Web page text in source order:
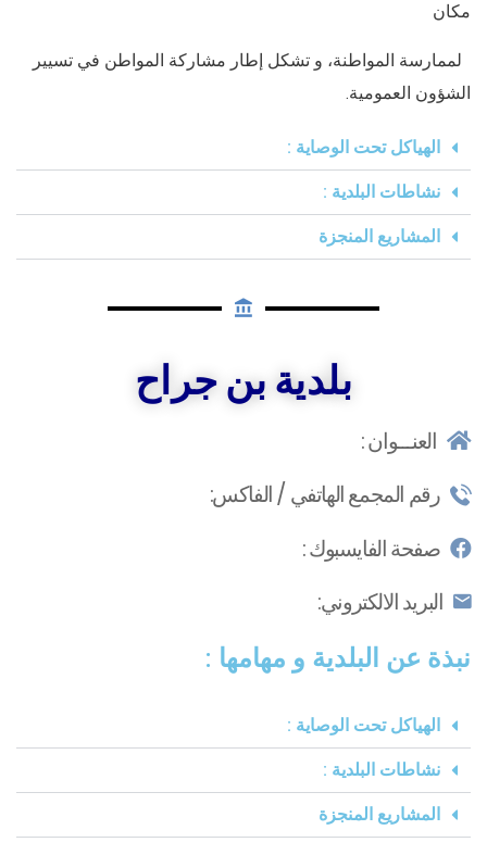
مكان
لممارسة المواطنة، و تشكل إطار مشاركة المواطن في تسيير
الشؤون العمومية.
الهياكل تحت الوصاية :​
نشاطات البلدية :
المشاريع المنجزة
بلدية بن جراح
بلدية الدهوارة
العنـــوان :
رقم المجمع الهاتفي / الفاكس:
صفحة الفايسبوك :
البريد الالكتروني:
نبذة عن البلدية و مهامها :
الهياكل تحت الوصاية :​
نشاطات البلدية :
المشاريع المنجزة